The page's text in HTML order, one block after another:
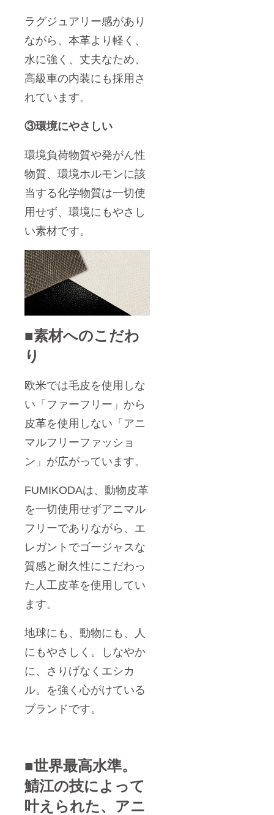
ラグジュアリー感があり
ながら、本革より軽く、
水に強く、丈夫なため、
高級車の内装にも採用さ
れています。
③環境にやさしい
環境負荷物質や発がん性
物質、環境ホルモンに該
当する化学物質は一切使
用せず、環境にもやさし
い素材です。
■素材へのこだわ
り
欧米では毛皮を使用しな
い「ファーフリー」から
皮革を使用しない「アニ
マルフリーファッショ
ン」が広がっています。
FUMIKODAは、動物皮革
を一切使用せずアニマル
フリーでありながら、エ
レガントでゴージャスな
質感と耐久性にこだわっ
た人工皮革を使用してい
ます。
地球にも、動物にも、人
にもやさしく。しなやか
に、さりげなくエシカ
ル。を強く心がけている
ブランドです。
■世界最高水準。
鯖江の技によって
叶えられた、アニ